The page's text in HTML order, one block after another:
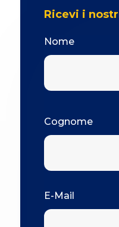
Ricevi i
Nome
Cognome
E-Mail